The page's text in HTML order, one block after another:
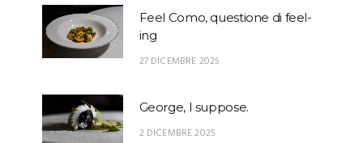
Feel Como, questione di feel-
ing
27 DICEMBRE 2025
George, I suppose.
2 DICEMBRE 2025